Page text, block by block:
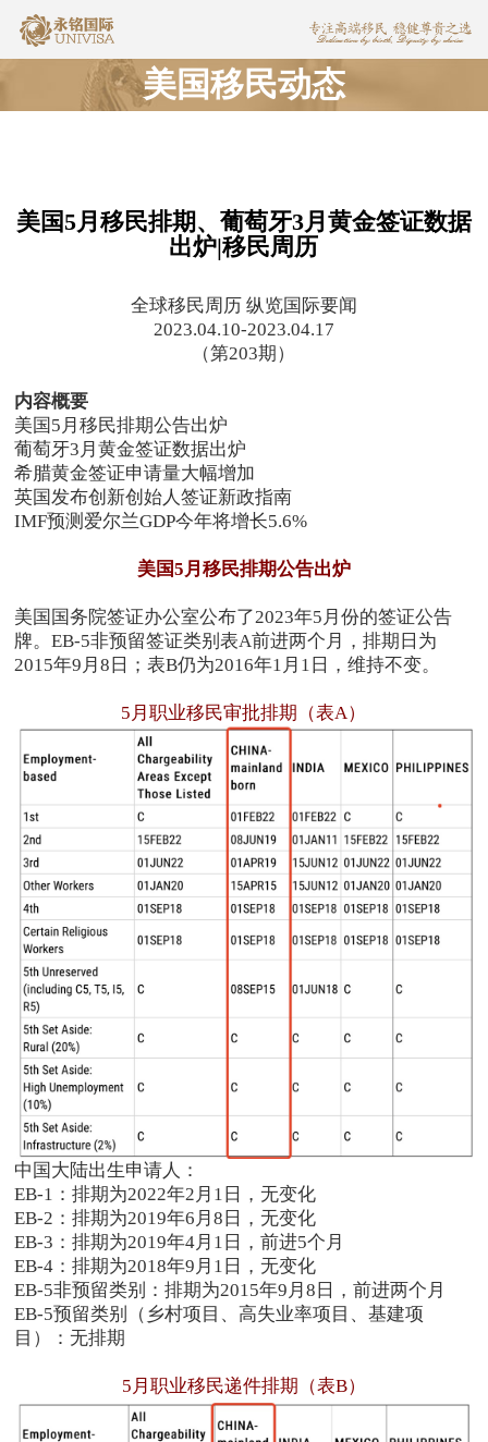
美国移民动态
美国5月移民排期、葡萄牙3月黄金签证数据
出炉|移民周历
全球移民周历 纵览国际要闻
2023.04.10-2023.04.17
（第203期）
内容概要
美国5月移民排期公告出炉
葡萄牙3月黄金签证数据出炉
希腊黄金签证申请量大幅增加
英国发布创新创始人签证新政指南
IMF预测爱尔兰GDP今年将增长5.6%
美国5月移民排期公告出炉
美国国务院签证办公室公布了2023年5月份的签证公告
牌。EB-5非预留签证类别表A前进两个月，排期日为
2015年9月8日；表B仍为2016年1月1日，维持不变。
5月职业移民审批排期（表A）
中国大陆出生申请人：
EB-1：排期为2022年2月1日，无变化
EB-2：排期为2019年6月8日，无变化
EB-3：排期为2019年4月1日，前进5个月
EB-4：排期为2018年9月1日，无变化
EB-5非预留类别：排期为2015年9月8日，前进两个月
EB-5预留类别（乡村项目、高失业率项目、基建项
目）：无排期
5月职业移民递件排期（表B）